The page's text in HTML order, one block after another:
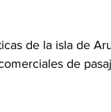
de la isla de
de